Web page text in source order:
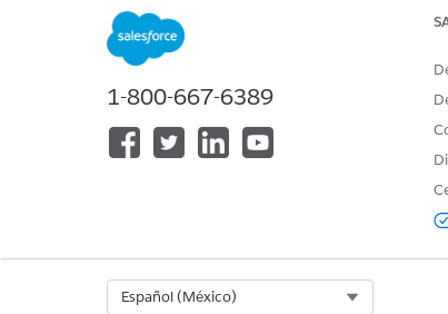
Enterprise
Automotive para
para su
Consideraciones para
límites y otros
Configurar
1-800-667-6389
Español (México)